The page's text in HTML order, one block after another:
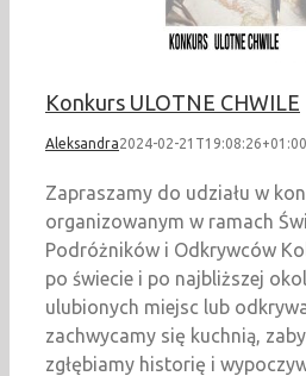
Konkurs ULOTNE CHWILE
Aleksandra2024-02-21T19:08:26+01:00
Zapraszamy do udziału w
organizowanym w ramach
Podróżników i Odkrywców
po świecie i po najbliższej
ulubionych miejsc lub
zachwycamy się kuchnią,
zgłębiamy historię i